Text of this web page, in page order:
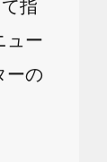
指
ュー
ーの